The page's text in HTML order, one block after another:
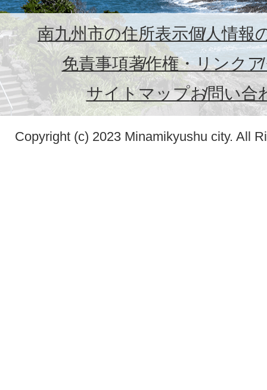
南九州市の住所表示個人情報
免責事項著作権・リンク
サイトマップお問い合
Copyright (c) 2023 Minamikyushu city. All